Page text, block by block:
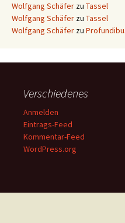
Wolfgang Schäfer zu Tassel
Wolfgang Schäfer zu Tassel
Wolfgang Schäfer zu
Verschiedenes
Anmelden
Eintrags-Feed
Kommentar-Feed
WordPress.org